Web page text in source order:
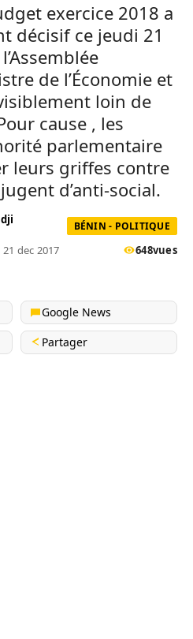
exercice 2018 a
décisif ce jeudi 21
de l’Économie et
loin de
cause , les
parlementaire
leurs griffes contre
d’anti-social.
BÉNIN - POLITIQUE
21 dec 2017 648vues
Google News
Partager